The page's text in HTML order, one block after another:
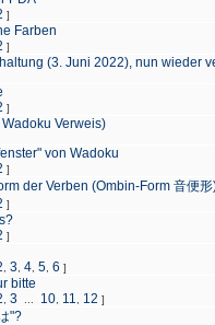
]
Farben
]
(3. Juni 2022), nun wieder
]
Verweis)
von Wadoku
]
der Verben (Ombin-Form 音便形
]
]
3 4 5 6 ]
bitte
3 10 11 12 ]
"?